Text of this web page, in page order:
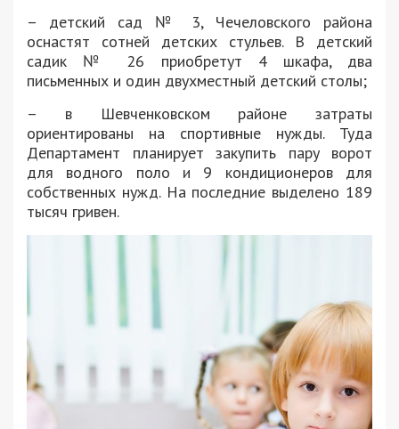
– детский сад № 3, Чечеловского района
оснастят сотней детских стульев. В детский
садик № 26 приобретут 4 шкафа, два
письменных и один двухместный детский столы;
– в Шевченковском районе затраты
ориентированы на спортивные нужды. Туда
Департамент планирует закупить пару ворот
для водного поло и 9 кондиционеров для
собственных нужд. На последние выделено 189
тысяч гривен.